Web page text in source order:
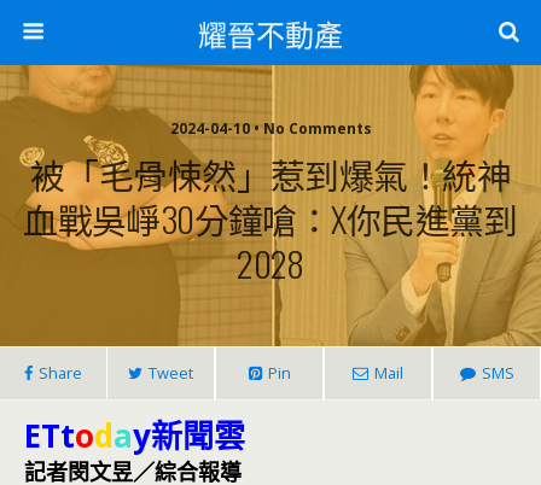
耀晉不動產
2024-04-10 • No Comments
被「毛骨悚然」惹到爆氣！統神
血戰吳崢30分鐘嗆：X你民進黨到
2028
Share Tweet Pin Mail SMS
ETtoday新聞雲
記者閔文昱／綜合報導